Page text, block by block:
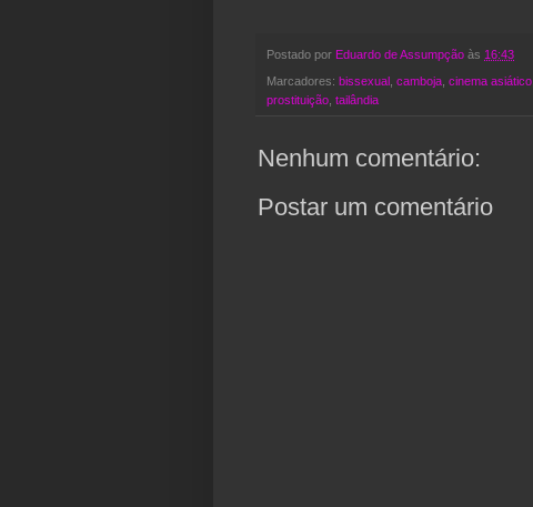
Postado por Eduardo de Assumpção às 16:43
Marcadores: bissexual camboja cinema asiático
prostituição tailândia
Nenhum comentário:
Postar um comentário